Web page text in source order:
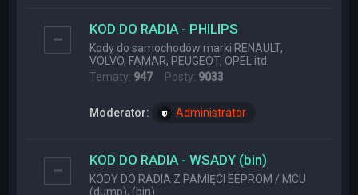
KOD DO RADIA - PHILIPS
Kody do samochodów marki RENAULT,
VOLVO, FAMAR, PEUGEOT, OPEL itd.
Tematy: 947Posty: 9033
Moderator: Administrator
KOD DO RADIA - WSADY (bin)
KODY DO RADIA Z PAMIĘCI EEPROM / MCU
(dump), (bin)